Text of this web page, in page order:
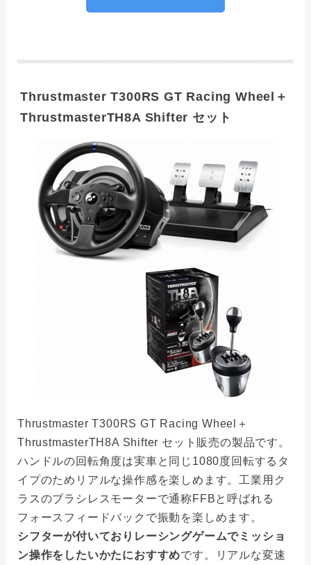
Thrustmaster T300RS GT Racing Wheel＋
ThrustmasterTH8A Shifter セット
Thrustmaster T300RS GT Racing Wheel＋
ThrustmasterTH8A Shifter セット販売の製品です。
ハンドルの回転角度は実車と同じ1080度回転するタ
イプのためリアルな操作感を楽しめます。工業用ク
ラスのブラシレスモーターで通称FFBと呼ばれる
フォースフィードバックで振動を楽しめます。
シフターが付いておりレーシングゲームでミッショ
ン操作をしたいかたにおすすめです。リアルな変速